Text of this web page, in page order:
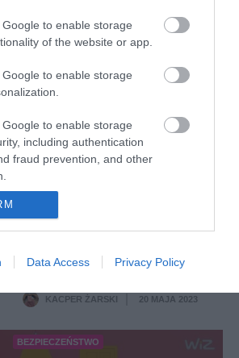
to enable storage
of the website or app.
to enable storage
to enable storage
including authentication
fraud prevention, and other
Data Access Privacy Policy
Matter dostępne w nowej
taśmie LED produkcji Govee
NATALIA KANIA-KUC
RECENZJE
L930-5, czyli taśmy LED z
KACPER ŻARSKI 20 MAJA 2023
BEZPIECZEŃSTWO